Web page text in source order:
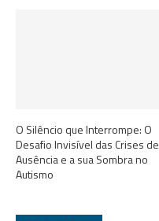
O Silêncio que Interrompe: O
Desafio Invisível das Crises de
Ausência e a sua Sombra no
Autismo